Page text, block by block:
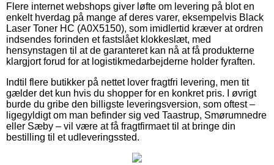
Flere internet webshops giver løfte om levering på blot en
enkelt hverdag på mange af deres varer, eksempelvis Black
Laser Toner HC (A0X5150), som imidlertid kræver at ordren
indsendes forinden et fastslået klokkeslæt, med
hensynstagen til at de garanteret kan nå at få produkterne
klargjort forud for at logistikmedarbejderne holder fyraften.
Indtil flere butikker på nettet lover fragtfri levering, men tit
gælder det kun hvis du shopper for en konkret pris. I øvrigt
burde du gribe den billigste leveringsversion, som oftest –
ligegyldigt om man befinder sig ved Taastrup, Smørumnedre
eller Sæby – vil være at få fragtfirmaet til at bringe din
bestilling til et udleveringssted.